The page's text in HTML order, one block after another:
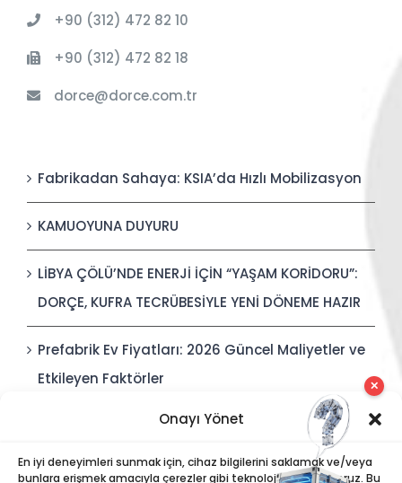
Onayı Yönet
En iyi deneyimleri sunmak için, cihaz bilgilerini saklamak ve/veya
bunlara erişmek amacıyla çerezler gibi teknolojiler kullanıyoruz. Bu
+90 (312) 472 82 10
+90 (312) 472 82 18
dorce@dorce.com.tr
Fabrikadan Sahaya: KSIA’da Hızlı Mobilizasyon
KAMUOYUNA DUYURU
LİBYA ÇÖLÜ’NDE ENERJİ İÇİN “YAŞAM KORİDORU”:
DORÇE, KUFRA TECRÜBESİYLE YENİ DÖNEME HAZIR
Prefabrik Ev Fiyatları: 2026 Güncel Maliyetler ve
Etkileyen Faktörler
Polis Karakolları: Güvenli, Entegre ve Hızlı İnşa
Edilebilir Kamu Güvenliği Yapıları
✕